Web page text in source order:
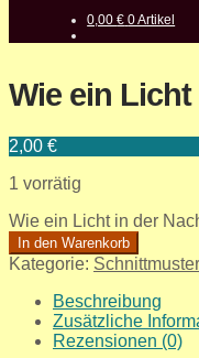
0,00€ 0 Artikel
Wie ein
2,00 €
1 vorrätig
Wie ein Licht in der
In den Warenkorb
Kategorie: Schnittmuster
Beschreibung
Zusätzliche
Rezensionen (0)